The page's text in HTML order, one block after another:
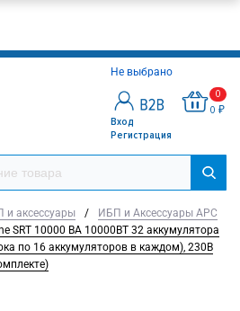
Не выбрано
Вход
Регистрация
0
0 ₽
и аксессуары /
ИБП и Аксессуары APC
SRT 10000 ВА 10000ВТ 32 аккумулятора
по 16 аккумуляторов в каждом), 230В